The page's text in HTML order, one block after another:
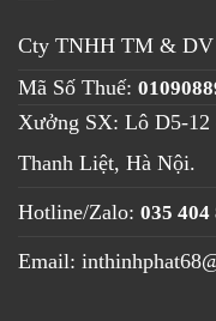
Cty TNHH TM & DV
Mã Số Thuế:
Xưởng SX: Lô D5-12
Thanh Liệt, Hà Nội.
Hotline/Zalo: 035 404
Email: